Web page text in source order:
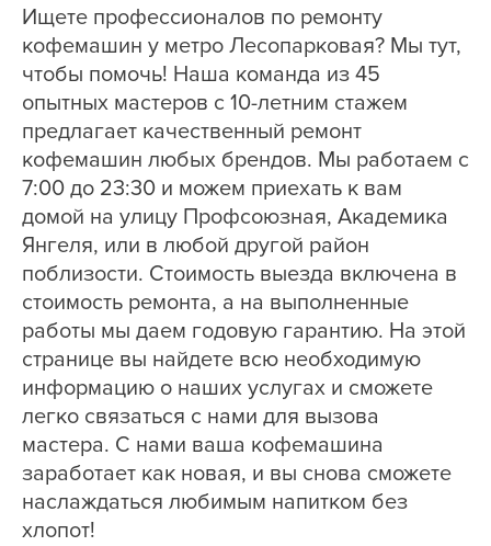
Ищете профессионалов по ремонту
кофемашин у метро Лесопарковая? Мы тут,
чтобы помочь! Наша команда из 45
опытных мастеров с 10-летним стажем
предлагает качественный ремонт
кофемашин любых брендов. Мы работаем с
7:00 до 23:30 и можем приехать к вам
домой на улицу Профсоюзная, Академика
Янгеля, или в любой другой район
поблизости. Стоимость выезда включена в
стоимость ремонта, а на выполненные
работы мы даем годовую гарантию. На этой
странице вы найдете всю необходимую
информацию о наших услугах и сможете
легко связаться с нами для вызова
мастера. С нами ваша кофемашина
заработает как новая, и вы снова сможете
наслаждаться любимым напитком без
хлопот!